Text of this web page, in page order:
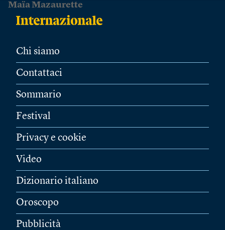
Maïa Mazaurette
Chi siamo
Contattaci
Sommario
Festival
Privacy e cookie
Video
Dizionario italiano
Oroscopo
Pubblicità